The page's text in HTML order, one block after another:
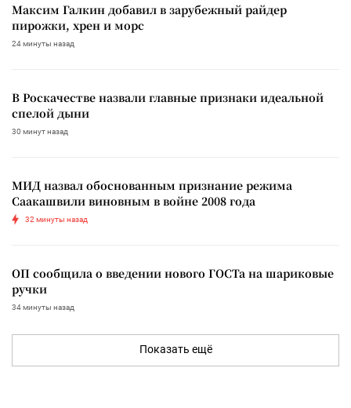
Максим Галкин добавил в зарубежный райдер
пирожки, хрен и морс
24 минуты назад
В Роскачестве назвали главные признаки идеальной
спелой дыни
30 минут назад
МИД назвал обоснованным признание режима
Саакашвили виновным в войне 2008 года
32 минуты назад
ОП сообщила о введении нового ГОСТа на шариковые
ручки
34 минуты назад
Показать ещё